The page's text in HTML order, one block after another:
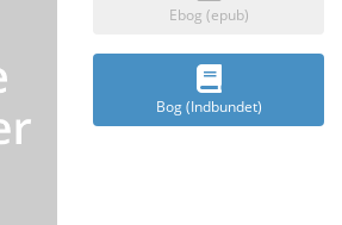
Ebog (epub)
Bog (Indbundet)